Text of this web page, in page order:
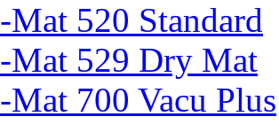
Mat 520 Standard
Mat 529 Dry Mat
Mat 700 Vacu Plus